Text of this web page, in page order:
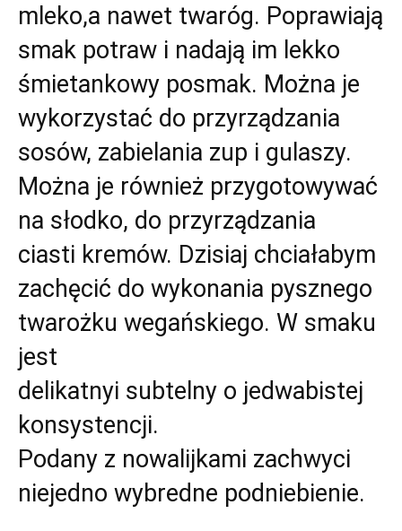
mleko,a nawet twaróg. Poprawiają
smak potraw i nadają im lekko
śmietankowy posmak. Można je
wykorzystać do przyrządzania
sosów, zabielania zup i gulaszy.
Można je również przygotowywać
na słodko, do przyrządzania
ciasti kremów. Dzisiaj chciałabym
zachęcić do wykonania pysznego
twarożku wegańskiego. W smaku
jest
delikatnyi subtelny o jedwabistej
konsystencji.
Podany z nowalijkami zachwyci
niejedno wybredne podniebienie.